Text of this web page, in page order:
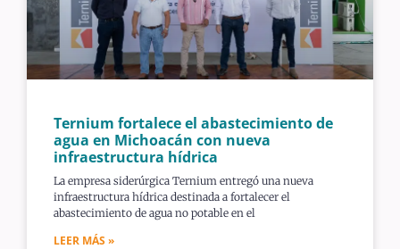
Ternium fortalece el abastecimiento de
agua en Michoacán con nueva
infraestructura hídrica
La empresa siderúrgica Ternium entregó una nueva
infraestructura hídrica destinada a fortalecer el
abastecimiento de agua no potable en el
LEER MÁS »